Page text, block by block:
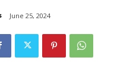
June 25, 2024